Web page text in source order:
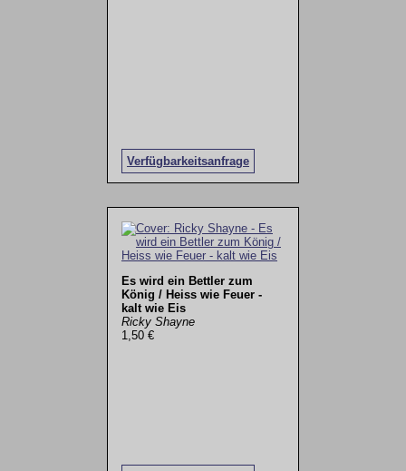
Verfügbarkeitsanfrage
Es wird ein Bettler zum
König / Heiss wie Feuer -
kalt wie Eis
Ricky Shayne
1,50 €